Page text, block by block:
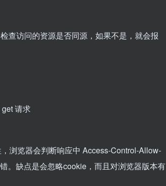
查访问的资源是否同源，如果不是，就会报
请求
浏览器会判断响应中 Access-Control-Allow-
。缺点是会忽略cookie，而且对浏览器版本有